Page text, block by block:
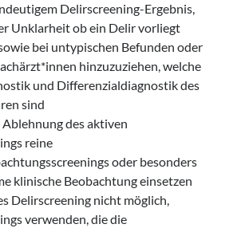
Delirscreening-Ergebnis,
Unklarheit ob ein Delir vorliegt
bei untypischen Befunden oder
hinzuzuziehen, welche
und Differenzialdiagnostik des
sind
Ablehnung des aktiven
reine
oder besonders
klinische Beobachtung einsetzen
Delirscreening nicht möglich,
verwenden, die die